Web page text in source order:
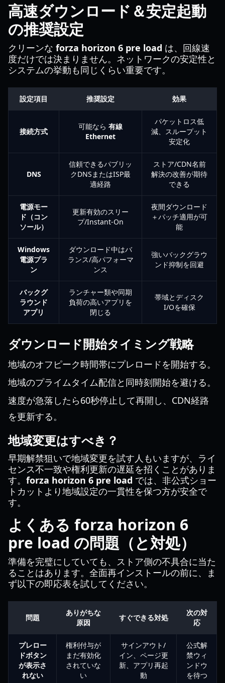
高速ダウンロード＆安定起動
の推奨設定
クリーンな forza horizon 6 pre load は、回線速
度だけでは決まりません。ネットワークの安定性と
システムの挙動も同じくらい重要です。
設定項目 推奨設定 効果
接続方式
可能なら 有線
Ethernet
パケットロス低
減、スループット
安定化
DNS
信頼できるパブリッ
クDNSまたはISP最
適経路
ストア/CDN名前
解決の改善が期待
できる
電源モー
ド（コン
ソール）
更新有効のスリー
プ/Instant-On
夜間ダウンロード
＋パッチ適用が可
能
Windows
電源プラ
ン
ダウンロード中はバ
ランス/高パフォーマ
ンス
強いバックグラウ
ンド抑制を回避
バックグ
ラウンド
アプリ
ランチャー類や同期
負荷の高いアプリを
閉じる
帯域とディスク
I/Oを確保
ダウンロード開始タイミング戦略
地域のオフピーク時間帯にプレロードを開始する。
地域のプライムタイム配信と同時刻開始を避ける。
速度が急落したら60秒停止して再開し、CDN経路
を更新する。
地域変更はすべき？
早期解禁狙いで地域変更を試す人もいますが、ライ
センス不一致や権利更新の遅延を招くことがありま
す。 forza horizon 6 pre load では、非公式ショー
トカットより地域設定の一貫性を保つ方が安全で
す。
よくある forza horizon 6
pre load の問題（と対処）
準備を完璧にしていても、ストア側の不具合に当た
ることはあります。全面再インストールの前に、ま
ず以下の即応表を試してください。
問題
ありがちな
原因
すぐできる対処
次の対
応
プレロー
ドボタン
が表示さ
れない
権利付与が
まだ有効化
されていな
い
サインアウト/
イン、ページ更
新、アプリ再起
動
公式解
禁ウィ
ンドウ
を待つ